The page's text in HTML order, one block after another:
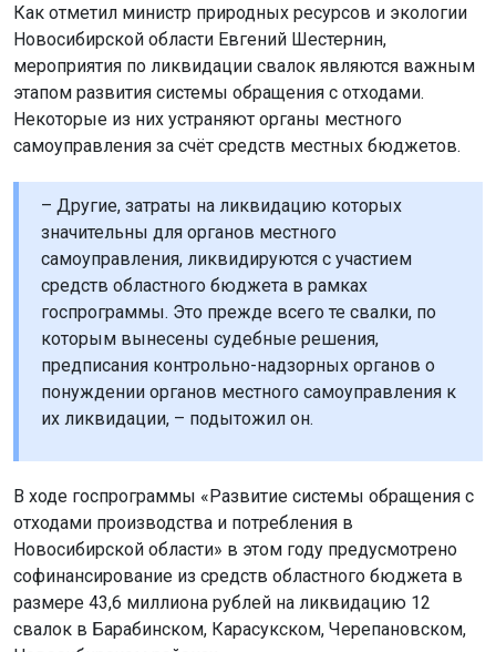
Как отметил министр природных ресурсов и экологии
Новосибирской области Евгений Шестернин,
мероприятия по ликвидации свалок являются важным
этапом развития системы обращения с отходами.
Некоторые из них устраняют органы местного
самоуправления за счёт средств местных бюджетов.
– Другие, затраты на ликвидацию которых
значительны для органов местного
самоуправления, ликвидируются с участием
средств областного бюджета в рамках
госпрограммы. Это прежде всего те свалки, по
которым вынесены судебные решения,
предписания контрольно-надзорных органов о
понуждении органов местного самоуправления к
их ликвидации, – подытожил он.
В ходе госпрограммы «Развитие системы обращения с
отходами производства и потребления в
Новосибирской области» в этом году предусмотрено
софинансирование из средств областного бюджета в
размере 43,6 миллиона рублей на ликвидацию 12
свалок в Барабинском, Карасукском, Черепановском,